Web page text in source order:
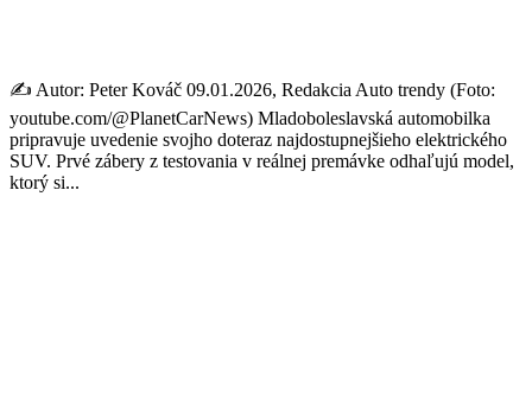
✍️ Autor: Peter Kováč 09.01.2026, Redakcia Auto trendy (Foto:
youtube.com/@PlanetCarNews) Mladoboleslavská automobilka
pripravuje uvedenie svojho doteraz najdostupnejšieho elektrického
SUV. Prvé zábery z testovania v reálnej premávke odhaľujú model,
ktorý si...